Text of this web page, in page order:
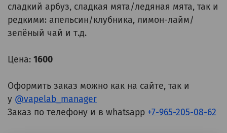
сладкий арбуз, сладкая мята/ледяная мята, так и
редкими: апельсин/клубника, лимон-лайм/
зелёный чай и т.д.
Цена: 1600
Оформить заказ можно как на сайте, так и
у @vapelab_manager
Заказ по телефону и в whatsapp +7-965-205-08-62